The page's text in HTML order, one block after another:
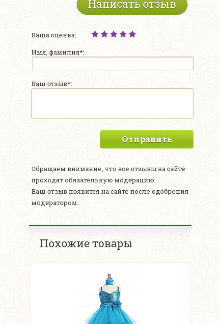
Написать отзыв
Ваша оценка:
Имя, фамилия*:
Ваш отзыв*:
Отправить
Обращаем внимание, что все отзывы на сайте
проходят обязательную модерацию.
Ваш отзыв появится на сайте после одобрения
модератором.
Похожие товары